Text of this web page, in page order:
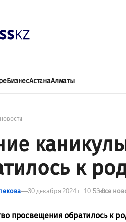
БизнесАстанаАлматы
к
30 декабря 2024 г. 10:53вВсе
просвещения обратилось к